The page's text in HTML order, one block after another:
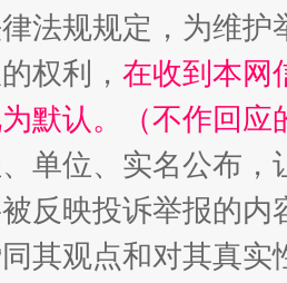
法规规定，为维
权利， 在收到本网
默认。（不作回应
单位、实名公布
反映投诉举报的
其观点和对其真实